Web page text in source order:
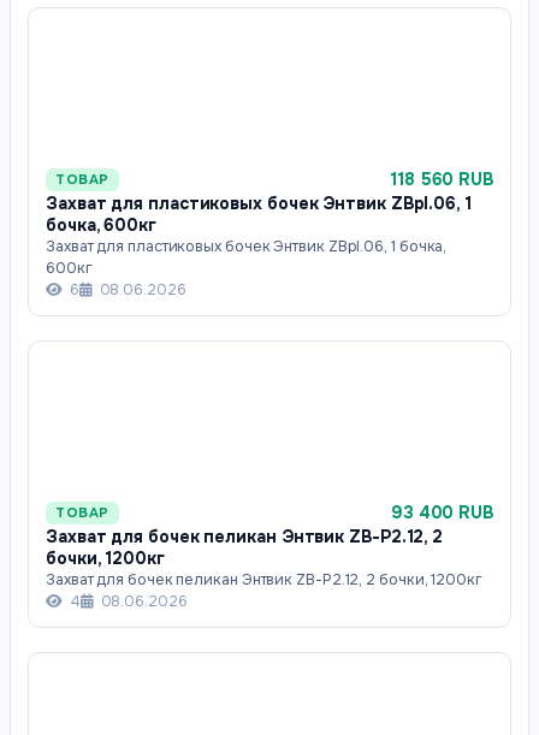
ТОВАР
118 560 RUB
Захват для пластиковых бочек Энтвик ZBpl.06, 1
бочка, 600кг
Захват для пластиковых бочек Энтвик ZBpl.06, 1 бочка,
600кг
6
08.06.2026
ТОВАР
93 400 RUB
Захват для бочек пеликан Энтвик ZB-P2.12, 2
бочки, 1200кг
Захват для бочек пеликан Энтвик ZB-P2.12, 2 бочки, 1200кг
4
08.06.2026